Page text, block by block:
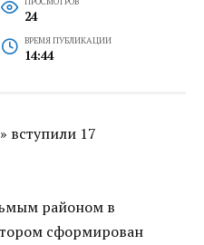
24
ВРЕМЯ ПУБЛИКАЦИИ
14:44
17
районом в
сформирован